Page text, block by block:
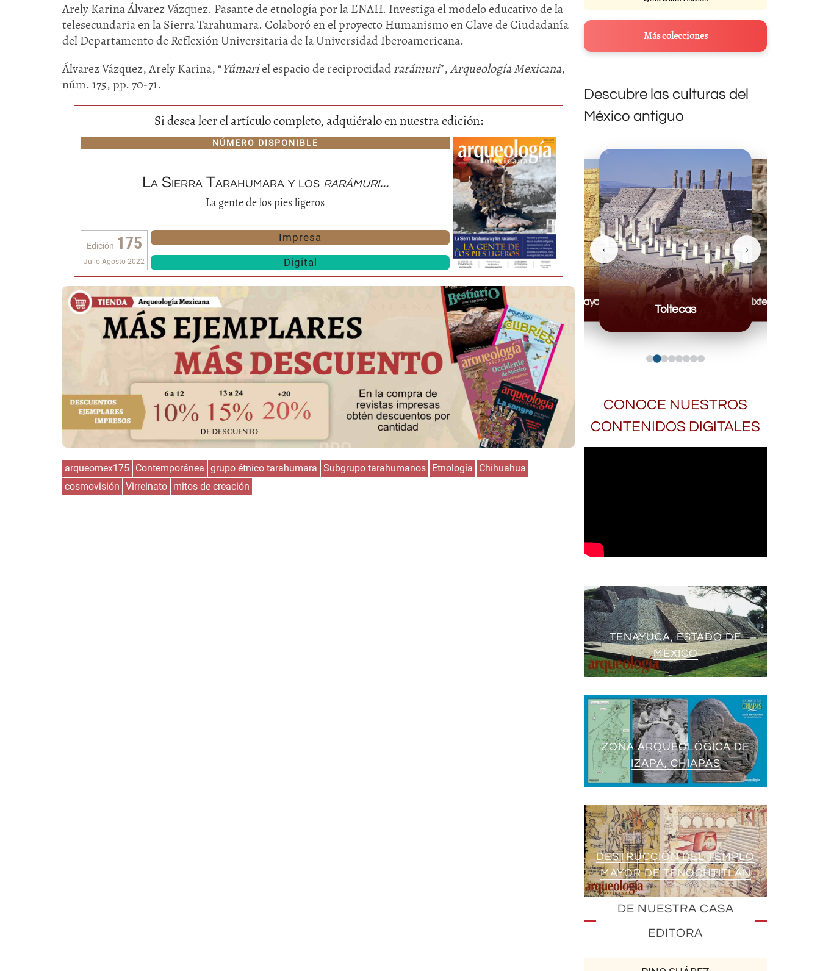
Arely Karina Álvarez Vázquez. Pasante de etnología por la ENAH. Investiga el modelo educativo de la
telesecundaria en la Sierra Tarahumara. Colaboró en el proyecto Humanismo en Clave de Ciudadanía
del Departamento de Reflexión Universitaria de la Universidad Iberoamericana.
Álvarez Vázquez, Arely Karina, “Yúmariel espacio de reciprocidadrarámuri”,Arqueología Mexicana,
núm. 175, pp. 70-71.
Si desea leer el artículo completo, adquiéralo en nuestra edición:
NÚMERO DISPONIBLE
La Sierra Tarahumara y los rarámuri...
La gente de los pies ligeros
Edición 175
Julio-Agosto 2022
Impresa
Digital
arqueomex175 Contemporánea grupo étnico tarahumara Subgrupo tarahumanos Etnología
Chihuahua
cosmovisión Virreinato mitos de creación
Más colecciones
Descubre las culturas del
México antiguo
Mayas
Toltecas
Mixteca
Huasteca
Olmecas
‹ ›
CONOCE NUESTROS
CONTENIDOS DIGITALES
TENAYUCA, ESTADO DE
MÉXICO
ZONA ARQUEOLÓGICA DE
IZAPA, CHIAPAS
DESTRUCCIÓN DEL TEMPLO
MAYOR DE TENOCHTITLAN
DE NUESTRA CASA
EDITORA